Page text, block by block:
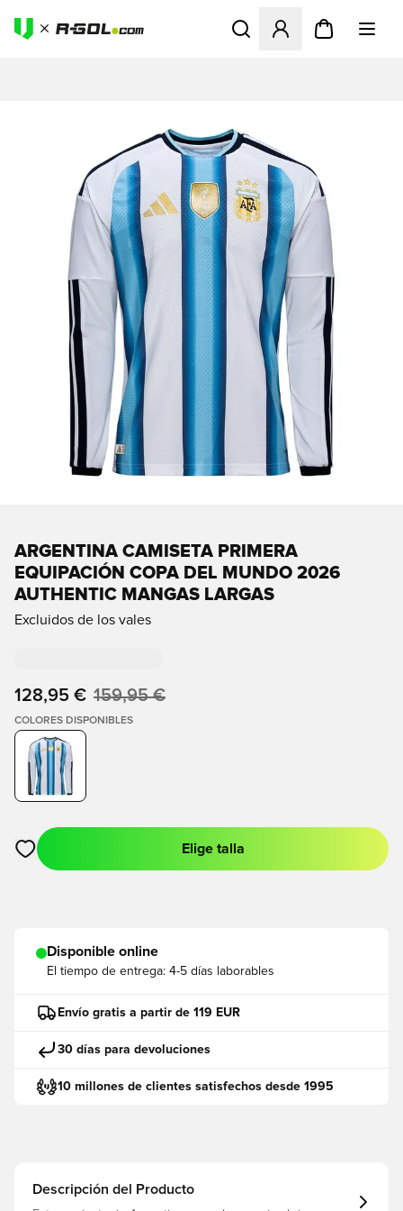
Abre un modal para iniciar
ARGENTINA CAMISETA PRIMERA
EQUIPACIÓN COPA DEL MUNDO 2026
AUTHENTIC MANGAS LARGAS
Excluidos de los vales
128,95 € 159,95 €
COLORES DISPONIBLES
Abre un modal para iniciar sesión o registrarse como miembro
Elige talla
Disponible online
El tiempo de entrega: 4-5 días laborables
Envío gratis a partir de 119 EUR
30 días para devoluciones
10 millones de clientes satisfechos desde 1995
Descripción del Producto